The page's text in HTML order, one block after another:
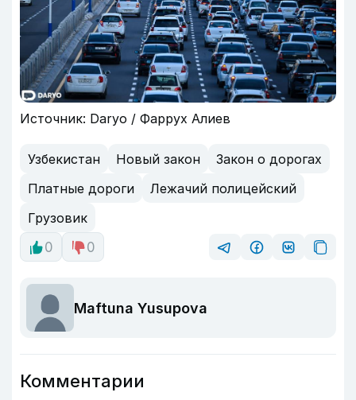
Источник: Daryo / Фаррух Алиев
Узбекистан Новый закон
Закон о дорогах
Платные дороги
Лежачий полицейский
Грузовик
0
0
Maftuna Yusupova
Комментарии